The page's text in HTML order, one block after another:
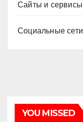
Сайты и сервисы
Социальные сети
YOU MISSED